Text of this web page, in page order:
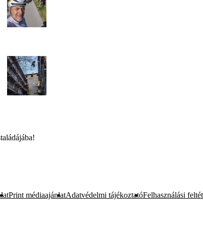
Print médiaajánlatAdatvédelmi tájékoztatóFelhasználási